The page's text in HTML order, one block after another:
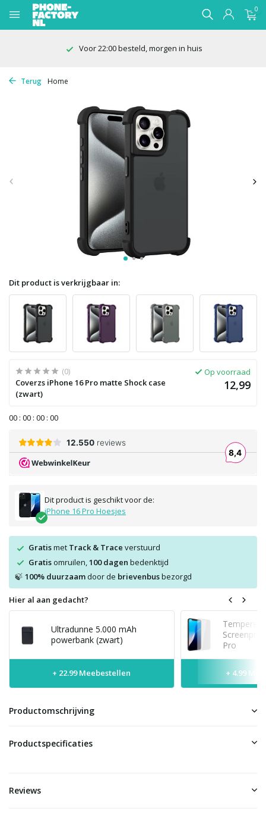
0
100 dagen bedenktijd
Terug Home
Dit product is verkrijgbaar in:
(0)
Coverzs iPhone 16 Pro matte Shock case
(zwart)
Op voorraad
12,99
00 : 00 : 00 : 00
Dit product is geschikt voor de:
iPhone 16 Pro Hoesjes
Gratismet Track & Trace verstuurd
Gratisomruilen, 100 dagen bedenktijd
🍃 100% duurzaamdoor de brievenbusbezorgd
Hier al aan gedacht?
Ultradunne 5.000 mAh
powerbank (zwart)
+ 22.99 Meebestellen
Tempered
Pro
+ 4.99
Productomschrijving
Productspecificaties
Reviews